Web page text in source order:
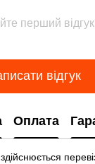
перший відгук
відгук
Оплата